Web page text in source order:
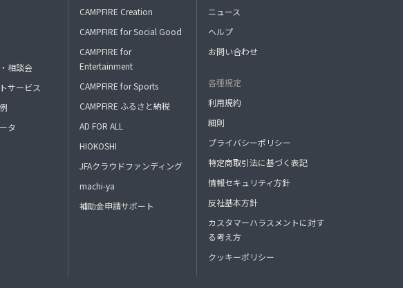
相談会
サービス
タ
CAMPFIRE Creation
CAMPFIRE for Social Good
CAMPFIRE for
Entertainment
CAMPFIRE for Sports
CAMPFIRE ふるさと納税
AD FOR ALL
HIOKOSHI
JFAクラウドファンディング
machi-ya
補助金申請サポート
ニュース
ヘルプ
お問い合わせ
各種規定
利用規約
細則
プライバシーポリシー
特定商取引法に基づく表記
情報セキュリティ方針
反社基本方針
カスタマーハラスメントに対す
る考え方
クッキーポリシー